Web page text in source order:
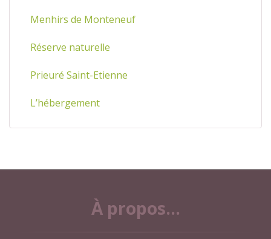
Menhirs de Monteneuf
Réserve naturelle
Prieuré Saint-Etienne
L’hébergement
À propos...